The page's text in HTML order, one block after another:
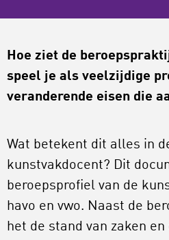
Hoe ziet de
speel je als veelzijdige
veranderende eisen die
Wat betekent dit alles in
kunstvakdocent? Dit
beroepsprofiel van de
havo en vwo. Naast de
het de stand van zaken